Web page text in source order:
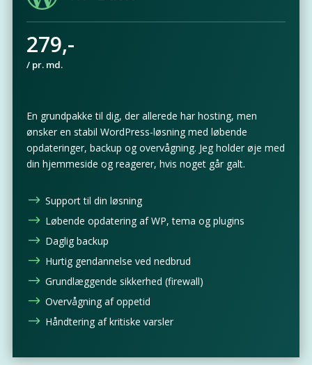
279,-
/ pr. md.
En grundpakke til dig, der allerede har hosting, men
ønsker en stabil WordPress-løsning med løbende
opdateringer, backup og overvågning. Jeg holder øje med
din hjemmeside og reagerer, hvis noget går galt.
$ Support til din løsning
$ Løbende opdatering af WP, tema og plugins
$ Daglig backup
$ Hurtig gendannelse ved nedbrud
$ Grundlæggende sikkerhed (firewall)
$ Overvågning af oppetid
$ Håndtering af kritiske varsler